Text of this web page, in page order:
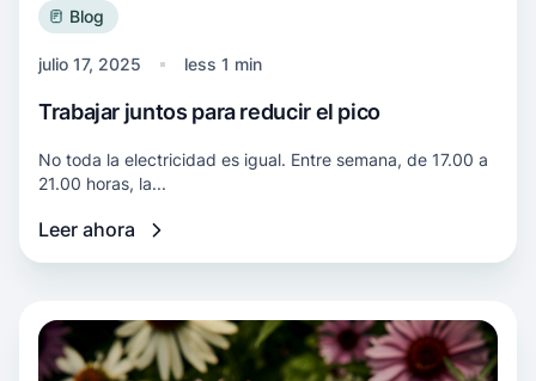
Blog
julio 17, 2025 less 1 min
Trabajar juntos para reducir el pico
No toda la electricidad es igual. Entre semana, de 17.00 a
21.00 horas, la...
Leer ahora
Más información Celebra el Mes de la Tierra